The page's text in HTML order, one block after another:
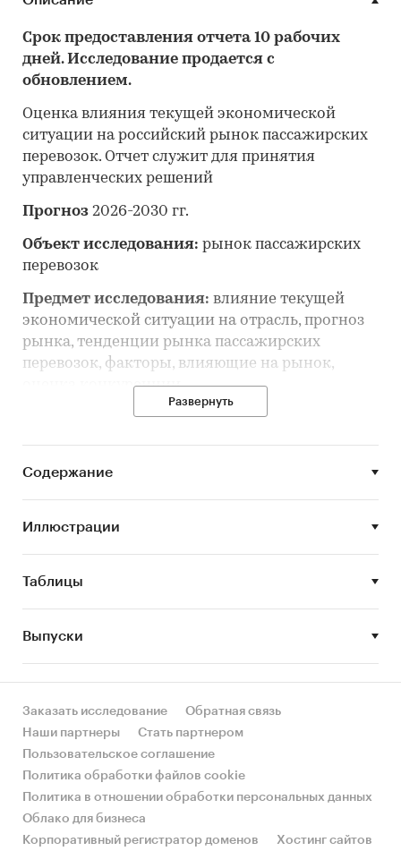
Срок предоставления отчета 10 рабочих
дней. Исследование продается с
обновлением.
Оценка влияния текущей экономической
ситуации на российский рынок пассажирских
перевозок. Отчет служит для принятия
управленческих решений
Прогноз 2026-2030 гг.
Объект исследования: рынок пассажирских
перевозок
Предмет исследования: влияние текущей
экономической ситуации на отрасль, прогноз
рынка, тенденции рынка пассажирских
перевозок, факторы, влияющие на рынок,
оценка конкуренции
Анализ и прогноз рынка пассажирских
отдельных его сегментов.
развития рынка пассажирских перевозок
Задачи исследования:
STEP-анализ факторов, влияющих на рынок
пассажирских перевозок
Описание основных конкурентов
Оценка текущих тенденций и перспектив
развития рынка
Анализ влияния кризисов на отрасль
Развернуть
Содержание
Иллюстрации
Таблицы
Выпуски
Заказать исследование
Обратная связь
Наши партнеры
Стать партнером
Пользовательское соглашение
Политика обработки файлов cookie
Политика в отношении обработки персональных данных
Облако для бизнеса
Корпоративный регистратор доменов
Хостинг сайтов